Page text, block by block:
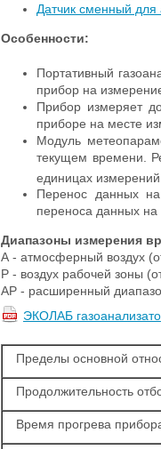
Датчик сменный для
Особенности:
Портативный
прибор на
Прибор измеряет
приборе на месте
Модуль
текущем времени.
единицах
Перенос данных
переноса данных на
Диапазоны измерения
А - атмосферный воздух
Р - воздух рабочей зоны
АР - расширенный
ЭКОЛАБ
Пределы основной
Продолжительность
Время прогрева